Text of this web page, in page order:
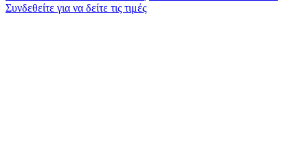
Συνδεθείτε για να δείτε τις τιμές